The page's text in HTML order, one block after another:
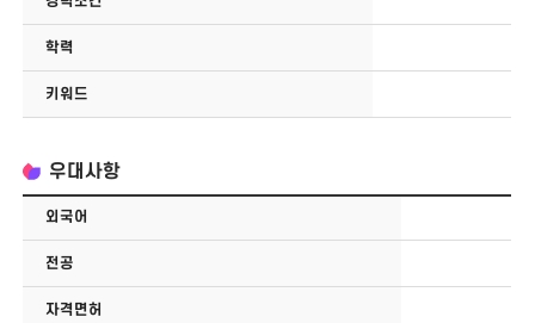
학력
키워드
우대사항
외국어
전공
자격면허